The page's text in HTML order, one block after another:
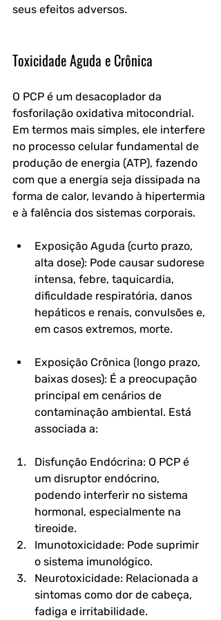
seus efeitos adversos.
Toxicidade Aguda e Crônica
O PCP é um desacoplador da
fosforilação oxidativa mitocondrial.
Em termos mais simples, ele interfere
no processo celular fundamental de
produção de energia (ATP), fazendo
com que a energia seja dissipada na
forma de calor, levando à hipertermia
e à falência dos sistemas corporais.
Exposição Aguda (curto prazo,
alta dose): Pode causar sudorese
intensa, febre, taquicardia,
dificuldade respiratória, danos
hepáticos e renais, convulsões e,
em casos extremos, morte.
Exposição Crônica (longo prazo,
baixas doses): É a preocupação
principal em cenários de
contaminação ambiental. Está
associada a:
Disfunção Endócrina: O PCP é
um disruptor endócrino,
podendo interferir no sistema
hormonal, especialmente na
tireoide.
Imunotoxicidade: Pode suprimir
o sistema imunológico.
Neurotoxicidade: Relacionada a
sintomas como dor de cabeça,
fadiga e irritabilidade.